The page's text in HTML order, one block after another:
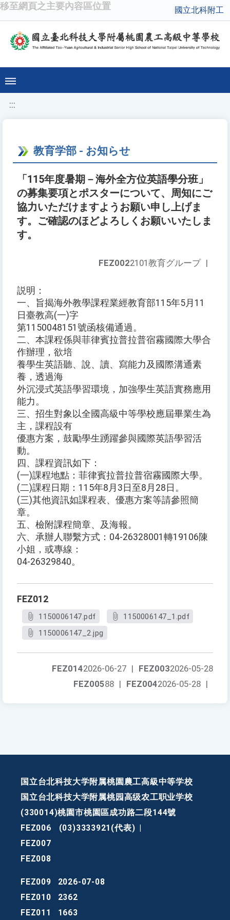
移至網頁之主要內容區位置 國立北科附工
:::
教育学部 - お知らせ
「115年度暑期－海外全方位英語學分班」
の募集要項とポスターについて、周知にご
協力いただけますようお願い申し上げま
す。ご確認のほどよろしくお願いいたしま
す。
FEZ0022101教育グループ |
説明：
一、旨揭海外教學課程業經教育部115年5月11
日臺教高(一)字
第1150048151號函核備通過。
二、本課程係與菲律賓拉普拉普宿霧國際大學合
作辦理，欲培
養學生英語聽、說、讀、寫能力及國際溝通素
養，透過海
外沉浸式英語學習環境，加強學生英語實務應用
能力。
三、招生對象以全國高級中等學校應屆畢業生為
主，課程設有
優惠方案，鼓勵學生踴躍參與國際英語學習活
動。
四、課程資訊如下：
(一)課程地點：菲律賓拉普拉普宿霧國際大學。
(二)課程日期：115年8月3日至8月28日。
(三)其他資訊如課程表、優惠方案等請參照簡
章。
五、檢附課程簡章、及海報。
六、承辦人聯繫方式：04-26328001轉19106陳
小姐，或專線：
04-26329840。
FEZ012
1150006147.pdf
1150006147_1.pdf
1150006147_2.jpg
FEZ0032026-05-28
FEZ0142026-06-27 |
FEZ0042026-05-28 |
FEZ00588 |
国立台北科技大学附属桃園農工高級中等学校
国立台北科技大学附属桃园高级农工职业学校
(330014)桃園市桃園區成功路二段144號
FEZ006
(03)3333921(代表)
FEZ007
FEZ008
FEZ009
2026-07-08
FEZ010
2362
FEZ011
1663